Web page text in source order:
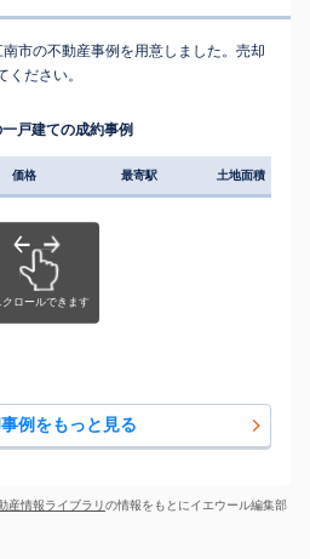
市の不動産事例を用意しました。売却
ださい。
戸建ての成約事例
価格 最寄駅 土地面積
例をもっと見る
産情報ライブラリの情報をもとにイエウール編集部